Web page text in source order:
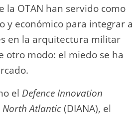
la OTAN han servido como
y económico para integrar a
en la arquitectura militar
otro modo: el miedo se ha
el Defence Innovation
Atlantic(DIANA), el